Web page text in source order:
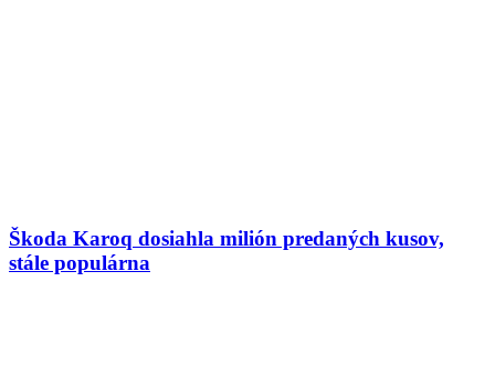
Škoda Karoq dosiahla milión predaných kusov,
stále populárna